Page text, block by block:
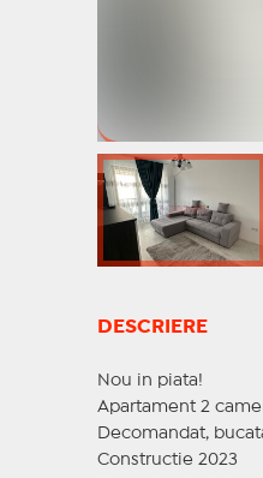
DESCRIERE
Nou in piata!
Apartament 2
Decomandat,
Constructie 2023